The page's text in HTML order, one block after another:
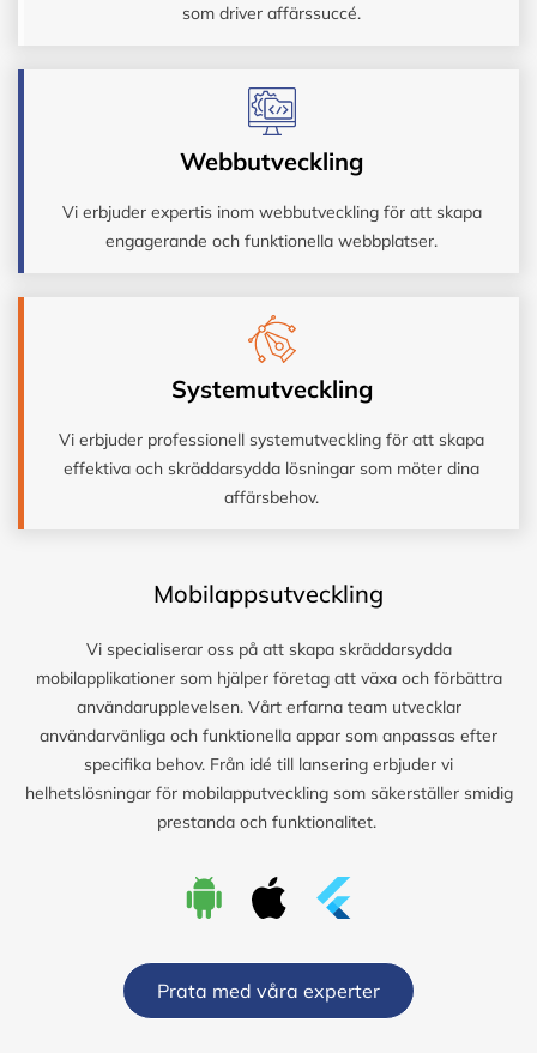
som driver affärssuccé.
Webbutveckling
Vi erbjuder expertis inom webbutveckling för att skapa
engagerande och funktionella webbplatser.
Systemutveckling
Vi erbjuder professionell systemutveckling för att skapa
effektiva och skräddarsydda lösningar som möter dina
affärsbehov.
Mobilappsutveckling
Vi specialiserar oss på att skapa skräddarsydda
mobilapplikationer som hjälper företag att växa och förbättra
användarupplevelsen. Vårt erfarna team utvecklar
användarvänliga och funktionella appar som anpassas efter
specifika behov. Från idé till lansering erbjuder vi
helhetslösningar för mobilapputveckling som säkerställer smidig
prestanda och funktionalitet.
Prata med våra experter